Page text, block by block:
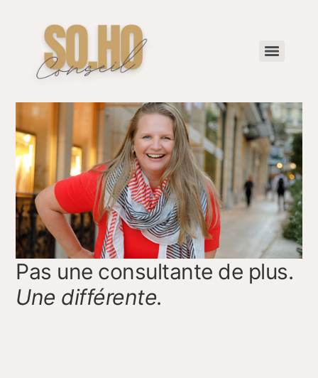
Pas une consultante de plus.
Une différente.